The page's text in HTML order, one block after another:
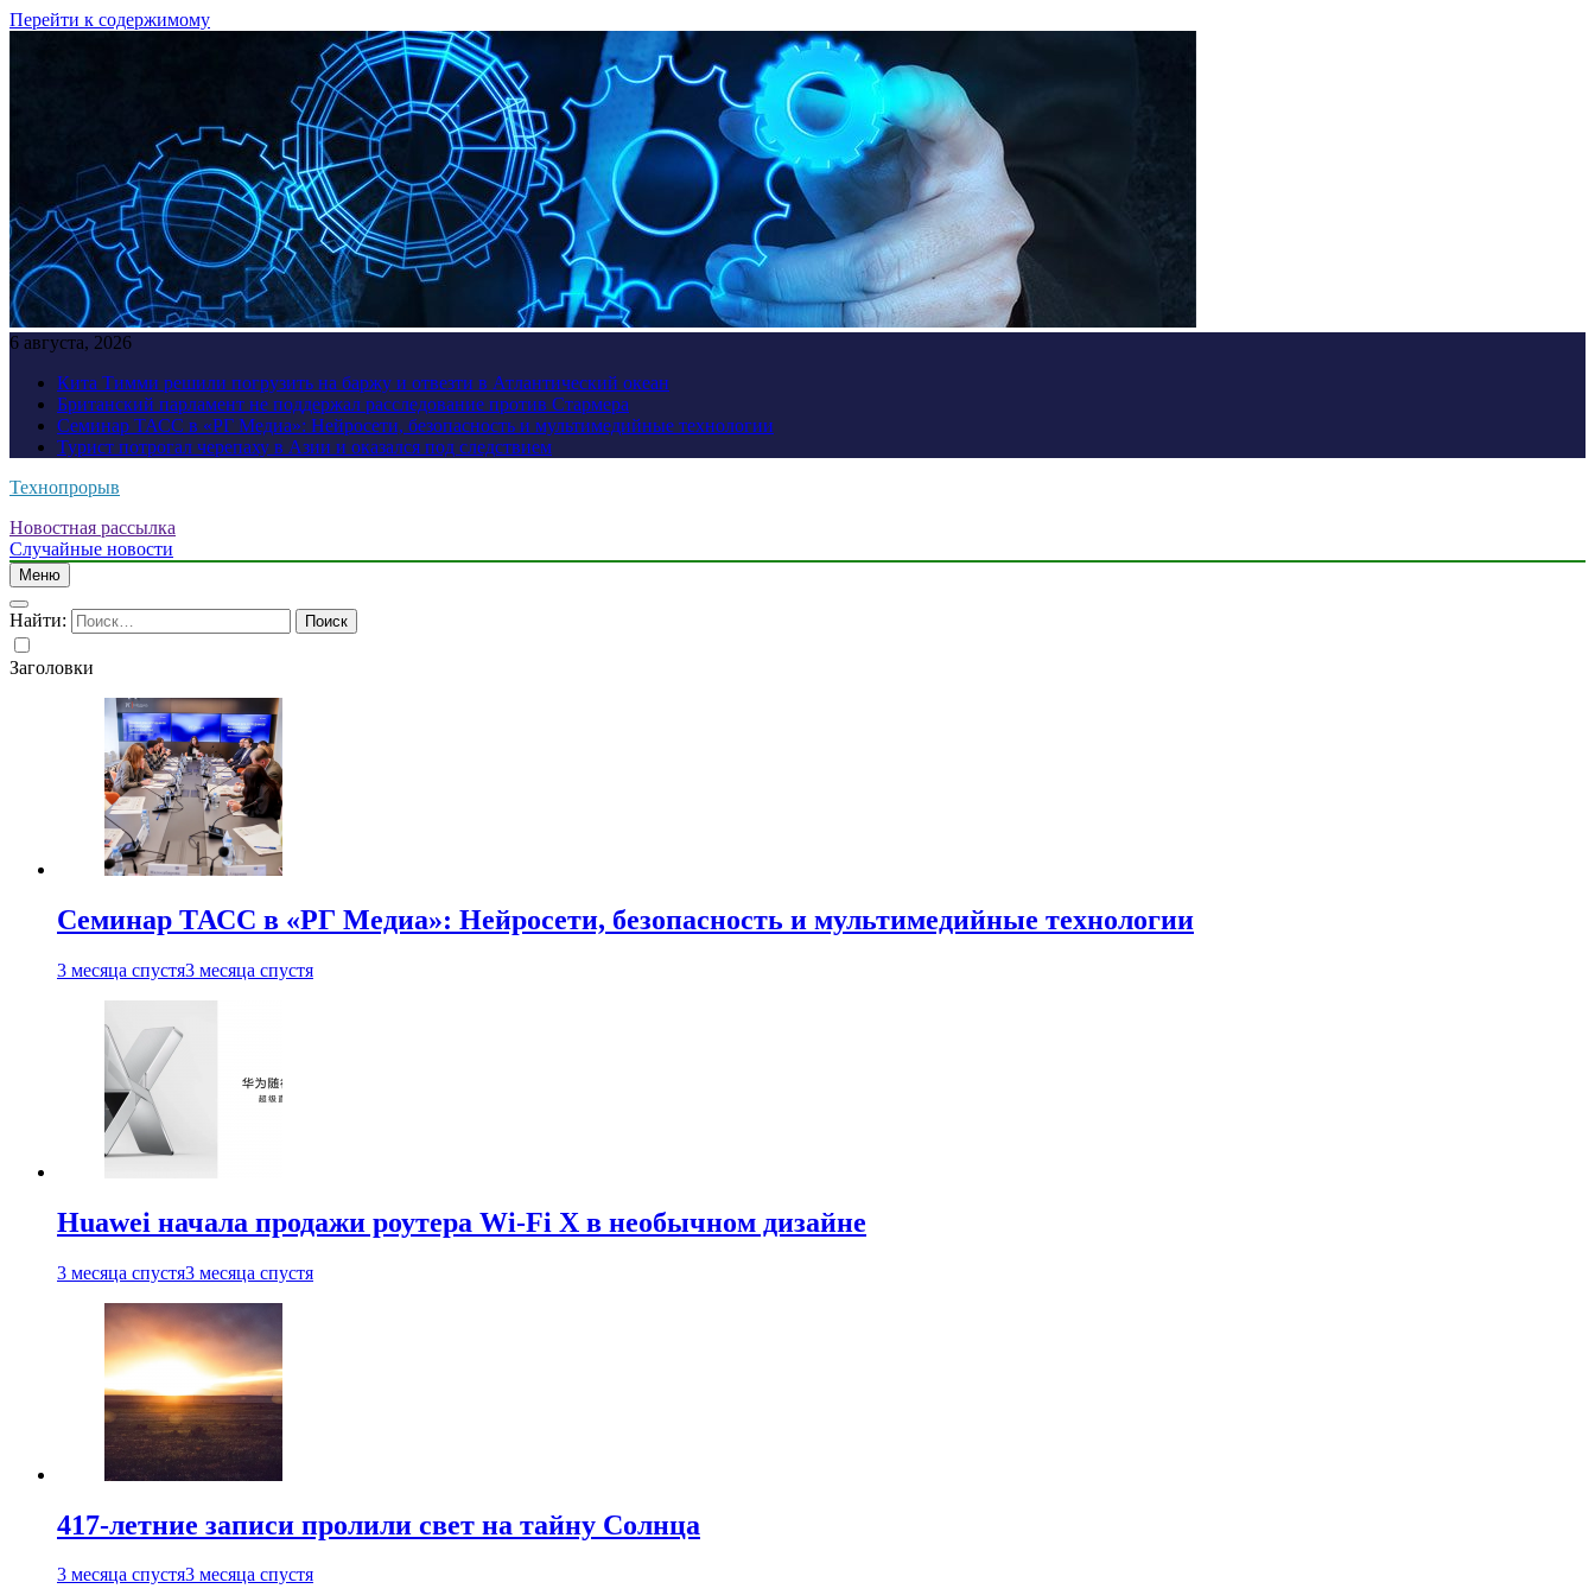
Перейти к содержимому
6 августа, 2026
Кита Тимми решили погрузить на баржу и отвезти в Атлантический океан
Британский парламент не поддержал расследование против Стармера
Семинар ТАСС в «РГ Медиа»: Нейросети, безопасность и мультимедийные технологии
Турист потрогал черепаху в Азии и оказался под следствием
Технопрорыв
Новостная рассылка
Случайные новости
Меню
Найти:
Заголовки
Семинар ТАСС в «РГ Медиа»: Нейросети, безопасность и мультимедийные технологии
3 месяца спустя3 месяца спустя
Huawei начала продажи роутера Wi-Fi X в необычном дизайне
3 месяца спустя3 месяца спустя
417-летние записи пролили свет на тайну Солнца
3 месяца спустя3 месяца спустя